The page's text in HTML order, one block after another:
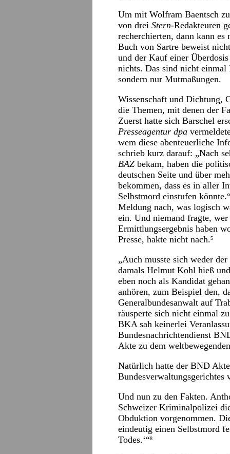
Um mit Wolfram Baentsch
von drei Stern-Redakteuren
recherchierten, dann kann es
Buch von Sartre beweist
und der Kauf einer
nichts. Das sind nicht
sondern nur Mutmaßungen.
Wissenschaft und Dichtung,
die Themen, mit denen der
Zuerst hatte sich Barschel
Presseagentur dpa
wem diese abenteuerliche
schrieb kurz darauf: „Nach
BAZ bekam, haben die
deutschen Seite und über
bekommen, dass es in aller
Selbstmord einstufen
Meldung nach, was logisch
ein. Und niemand fragte,
Ermittlungsergebnis haben
Presse, hakte nicht nach.5
„Auch musste sich weder
damals Helmut Kohl hieß
eben noch als Kandidat
anhören, zum Beispiel den,
Generalbundesanwalt auf
räusperte sich nicht einmal
BKA sah keinerlei
Bundesnachrichtendienst
Akte zu dem
Natürlich hatte der BND
Bundesverwaltungsgerichtes
Und nun zu den Fakten.
Schweizer Kriminalpolizei
Obduktion vorgenommen.
eindeutig einen Selbstmord
Todes.‘“8